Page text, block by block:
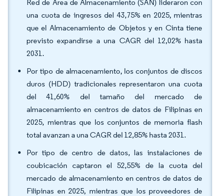
Red de Área de Almacenamiento (SAN) lideraron con
una cuota de ingresos del 43,75% en 2025, mientras
que el Almacenamiento de Objetos y en Cinta tiene
previsto expandirse a una CAGR del 12,02% hasta
2031.
Por tipo de almacenamiento, los conjuntos de discos
duros (HDD) tradicionales representaron una cuota
del 41,60% del tamaño del mercado de
almacenamiento en centros de datos de Filipinas en
2025, mientras que los conjuntos de memoria flash
total avanzan a una CAGR del 12,85% hasta 2031.
Por tipo de centro de datos, las instalaciones de
coubicación captaron el 52,55% de la cuota del
mercado de almacenamiento en centros de datos de
Filipinas en 2025, mientras que los proveedores de